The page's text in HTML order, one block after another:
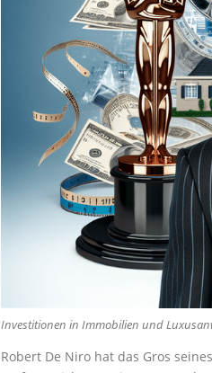
Investitionen in Immobilien und
Robert De Niro hat das Gros